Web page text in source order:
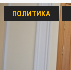
ПОЛИТИКА